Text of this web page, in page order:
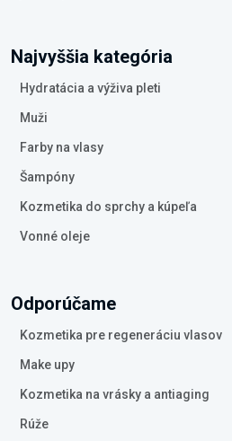
Najvyššia kategória
Hydratácia a výživa pleti
Muži
Farby na vlasy
Šampóny
Kozmetika do sprchy a kúpeľa
Vonné oleje
Odporúčame
Kozmetika pre regeneráciu vlasov
Make upy
Kozmetika na vrásky a antiaging
Rúže